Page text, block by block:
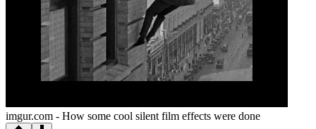
imgur.com - How some cool silent film effects were done